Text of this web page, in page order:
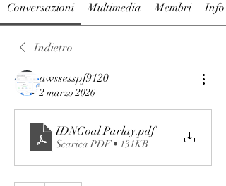
Conversazioni Multimedia Membri Info
Indietro
awssesspf9120
2 marzo 2026
IDNGoal Parlay.pdf
Scarica PDF • 131KB